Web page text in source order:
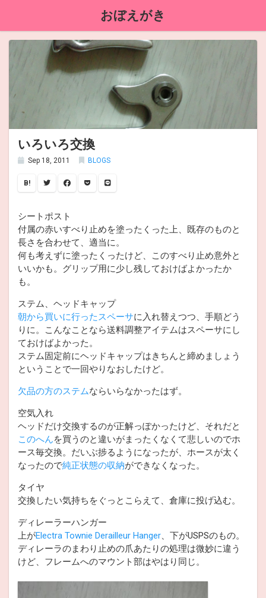
おぼえがき
いろいろ交換
Sep 18, 2011 BLOGS
B!
シートポスト
付属の赤いすべり止めを塗ったくった上、既存のものと
長さを合わせて、適当に。
何も考えずに塗ったくったけど、このすべり止め意外と
いいかも。グリップ用に少し残しておけばよかったか
も。
ステム、ヘッドキャップ
朝から買いに行ったスペーサに入れ替えつつ、手順どう
りに。こんなことなら送料調整アイテムはスペーサにし
ておけばよかった。
ステム固定前にヘッドキャップはきちんと締めましょう
ということで一回やりなおしたけど。
欠品の方のステムならいらなかったはず。
空気入れ
ヘッドだけ交換するのが正解っぽかったけど、それだと
このへんを買うのと違いがまったくなくて悲しいのでホ
ース毎交換。だいぶ捗るようになったが、ホースが太く
なったので純正状態の収納ができなくなった。
タイヤ
交換したい気持ちをぐっとこらえて、倉庫に投げ込む。
ディレーラーハンガー
上がElectra Townie Derailleur Hanger 、下がUSPSのもの。
ディレーラのまわり止めの爪あたりの処理は微妙に違う
けど、フレームへのマウント部はやはり同じ。